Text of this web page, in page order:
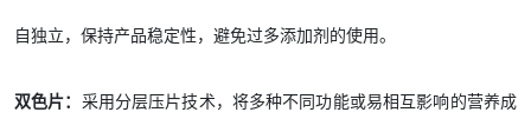
自独立，保持产品稳定性，避免过多添加剂的使用。
双色片： 采用分层压片技术，将多种不同功能或易相互影响的营养成